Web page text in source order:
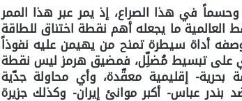
في هذا الصراع، إذ يمر عبر هذا الممر
العالمية ما يجعله أهم نقطة اختناق للطاقة
أداة سيطرة تمنح من يهيمن عليه نفوذاً
على تبسيط مُضلِّل، فمضيق هرمز ليس نقطة
بحرية- إقليمية معقّدة، وأي محاولة جدّية
عباس- أكبر موانئ إيران- وكذلك جزيرة